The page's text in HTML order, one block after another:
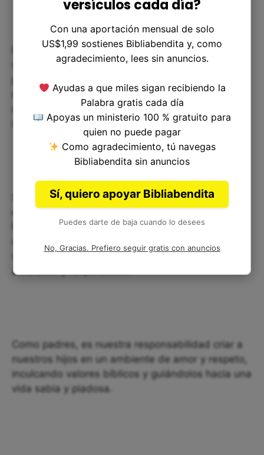
Este proverbio es un recordatorio de que la
sabiduría y el respeto son importantes valores
para las relaciones familiares. Como hijos, es
nuestra responsabilidad honrar y respetar a
nuestros padres, y hacer todo lo posible por
mantener un hogar en armonía.
Si hemos herido a nuestros padres en el pasado,
este proverbio nos anima a buscar su perdón y
hacer lo posible para reparar el daño que hemos
sabiduría de Dios para aprender a ser hijos
amorosos y respetuosos.
Como padres, es nuestra responsabilidad criar a
nuestros hijos en un ambiente de amor y respeto,
inculcando valores bíblicos y guiándolos hacia una
vida sabia y piadosa.
versículos cada día?
Con una aportación mensual de solo
US$1,99 sostienes Bibliabendita y, como
agradecimiento, lees sin anuncios.
Ayudas a que miles sigan recibiendo la
Palabra gratis cada día
Apoyas un ministerio 100 % gratuito para
quien no puede pagar
Como agradecimiento, tú navegas
Bibliabendita sin anuncios
Sí, quiero apoyar Bibliabendita
Puedes darte de baja cuando lo desees
No, Gracias. Prefiero seguir gratis con anuncios